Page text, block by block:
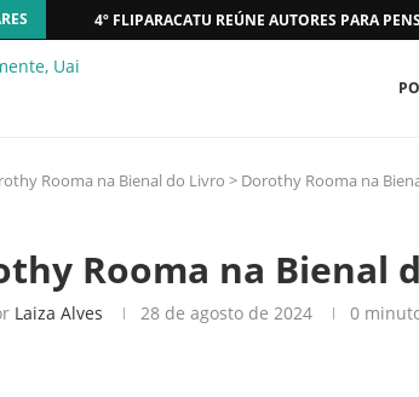
4º FLIPARACATU REÚNE AUTORES PARA
Rooma na Bienal do Livro > Dorothy Rooma na
Rooma na Bienal
Laiza Alves 28 de agosto de 2024 0